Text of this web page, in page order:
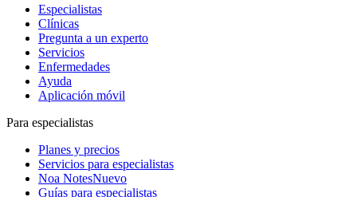
Especialistas
Clínicas
Pregunta a un experto
Servicios
Enfermedades
Ayuda
Aplicación móvil
Para especialistas
Planes y precios
Servicios para especialistas
Noa NotesNuevo
Guías para especialistas